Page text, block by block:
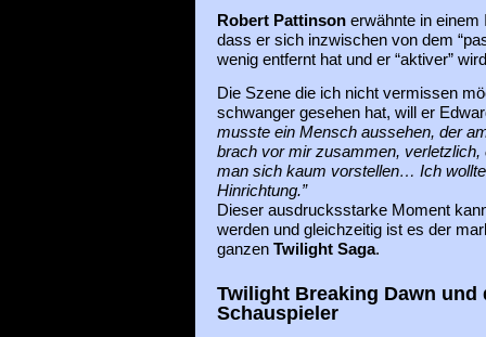
Robert Pattinsonerwähnte in einem
dass er sich inzwischen von dem
wenig entfernt hat und er “aktiver”
Die Szene die ich nicht vermissen
schwanger gesehen hat, will er
musste ein Mensch aussehen, der
brach vor mir zusammen, verletzlich,
man sich kaum vorstellen… Ich
Hinrichtung.”
Dieser ausdrucksstarke Moment
werden und gleichzeitig ist es der
ganzen Twilight Saga.
Twilight Breaking Dawn und
Schauspieler